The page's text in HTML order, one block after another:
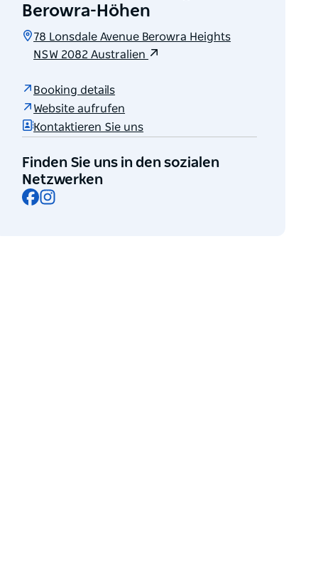
Berowra-Höhen
78 Lonsdale Avenue Berowra Heights
NSW 2082 Australien
Booking details
Website aufrufen
Kontaktieren Sie uns
Finden Sie uns in den sozialen
Netzwerken
Facebook